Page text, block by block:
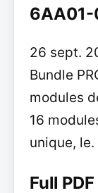
6AA01-
26 sept.
Bundle
modules
16
unique, le.
Full